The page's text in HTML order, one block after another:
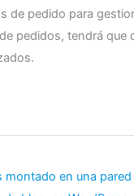
de pedido para
pedidos, tendrá que